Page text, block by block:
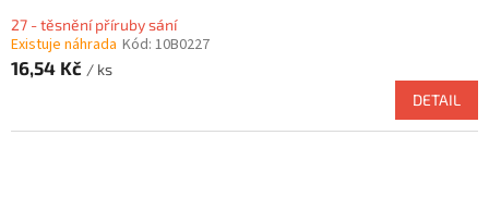
27 - těsnění příruby sání
Existuje náhrada Kód: 10B0227
16,54 Kč / ks
DETAIL